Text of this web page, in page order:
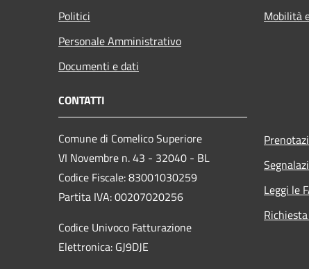
Politici
Personale Amministrativo
Documenti e dati
Mobilità
CONTATTI
Comune di Comelico Superiore
VI Novembre n. 43 - 32040 - BL
Codice Fiscale: 83001030259
Partita IVA: 00207020256
Codice Univoco Fatturazione
Elettronica: GJ9DJE
Leggi le